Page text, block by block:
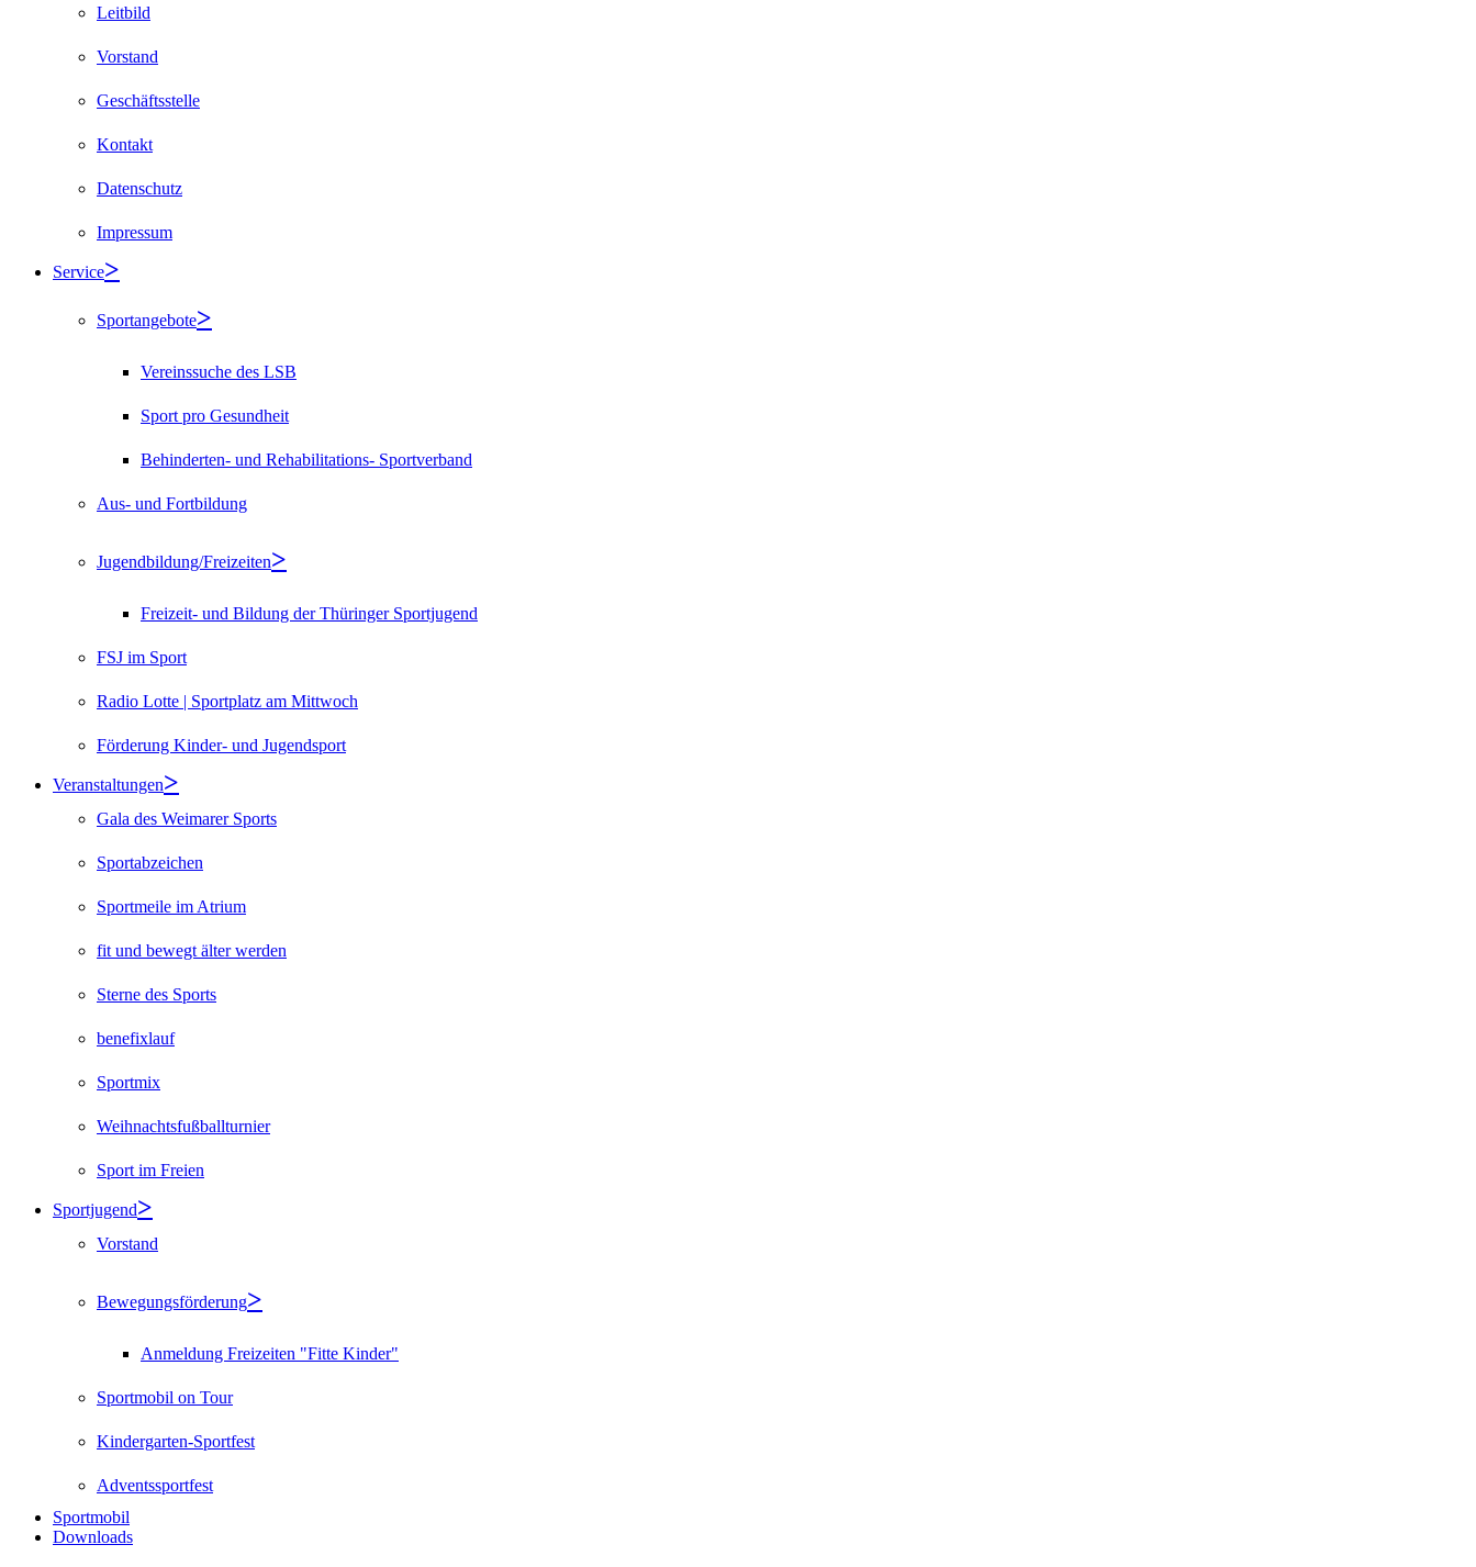
Leitbild
Vorstand
Geschäftsstelle
Kontakt
Datenschutz
Impressum
Service
Sportangebote
Vereinssuche des LSB
Sport pro Gesundheit
Behinderten- und Rehabilitations- Sportverband
Aus- und Fortbildung
Jugendbildung/Freizeiten
Freizeit- und Bildung der Thüringer Sportjugend
FSJ im Sport
Radio Lotte | Sportplatz am Mittwoch
Förderung Kinder- und Jugendsport
Veranstaltungen
Gala des Weimarer Sports
Sportabzeichen
Sportmeile im Atrium
fit und bewegt älter werden
Sterne des Sports
benefixlauf
Sportmix
Weihnachtsfußballturnier
Sport im Freien
Sportjugend
Vorstand
Bewegungsförderung
Anmeldung Freizeiten "Fitte Kinder"
Sportmobil on Tour
Kindergarten-Sportfest
Adventssportfest
Sportmobil
Downloads